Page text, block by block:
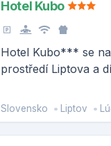
Hotel Kubo
Hotel Kubo*** se
prostředí Liptova a
Slovensko Liptov